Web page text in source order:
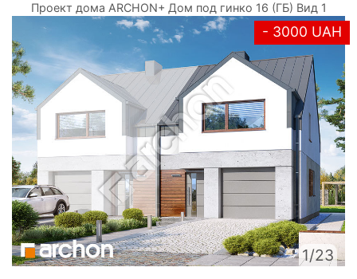
Проект дома ARCHON+ Дом под гинко 16 (ГБ) Вид 1
- 3000 UAH
1/23